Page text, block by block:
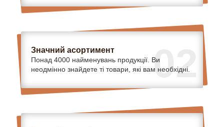
02
Значний асортимент
Понад 4000 найменувань продукції. Ви
неодмінно знайдете ті товари, які вам необхідні.